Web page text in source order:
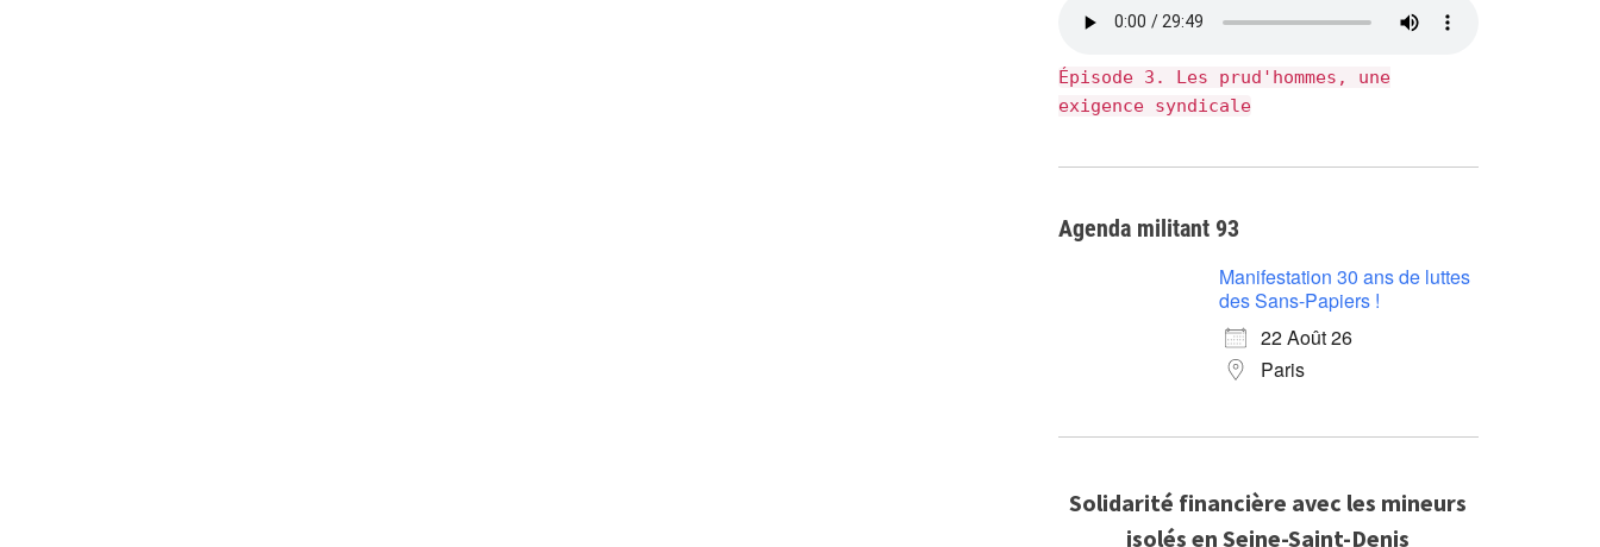
Épisode 3. Les prud'hommes, une
exigence syndicale
Agenda militant 93
Manifestation 30 ans de luttes
des Sans-Papiers !
22 Août 26
Paris
Solidarité financière avec les mineurs
isolés en Seine-Saint-Denis